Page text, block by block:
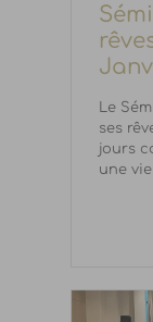
Le
ses
jours
une